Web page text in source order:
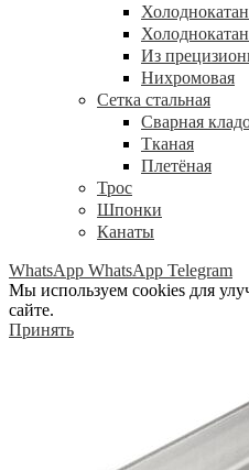
Из
Нихромовая
Сетка стальная
Сварная
Тканая
Плетёная
Трос
Шпонки
Канаты
WhatsApp WhatsApp Telegram
Мы используем cookies для
сайте.
Принять